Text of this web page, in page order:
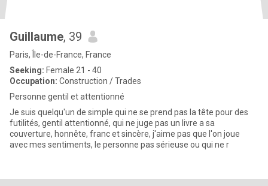
Guillaume, 39
Paris, Île-de-France, France
Seeking: Female 21 - 40
Occupation: Construction / Trades
Personne gentil et attentionné
Je suis quelqu'un de simple qui ne se prend pas la tête pour des
futilités, gentil attentionné, qui ne juge pas un livre a sa
couverture, honnête, franc et sincère, j'aime pas que l'on joue
avec mes sentiments, le personne pas sérieuse ou qui ne r